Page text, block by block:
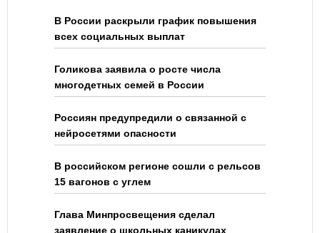
В России раскрыли график повышения
всех социальных выплат
Голикова заявила о росте числа
многодетных семей в России
Россиян предупредили о связанной с
нейросетями опасности
В российском регионе сошли с рельсов
15 вагонов с углем
Глава Минпросвещения сделал
заявление о школьных каникулах